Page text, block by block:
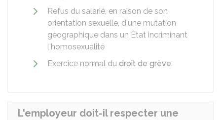
Refus du salarié, en raison de son
orientation sexuelle, d'une mutation
géographique dans un État incriminant
l'homosexualité
Exercice normal du droit de grève.
L'employeur doit-il respecter une